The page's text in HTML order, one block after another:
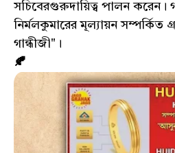
সচিবেরগুরুদায়িত্ব পালন করেন।
নির্মলকুমারের মূল্যায়ন সম্পর্কিত
গান্ধীজী"।
🍂